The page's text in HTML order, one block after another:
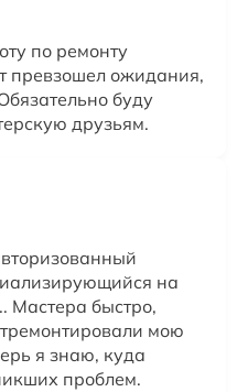
по ремонту
превзошел ожидания,
буду
друзьям.
на
Мастера быстро,
мою
я знаю, куда
проблем.